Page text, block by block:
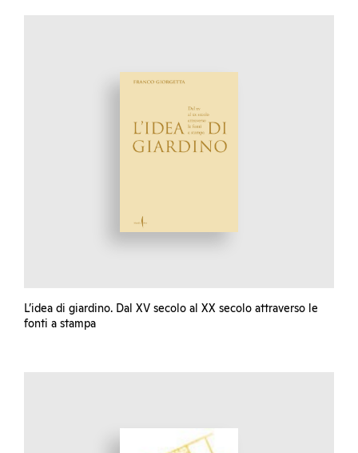
L’idea di giardino. Dal XV secolo al XX secolo attraverso le
fonti a stampa